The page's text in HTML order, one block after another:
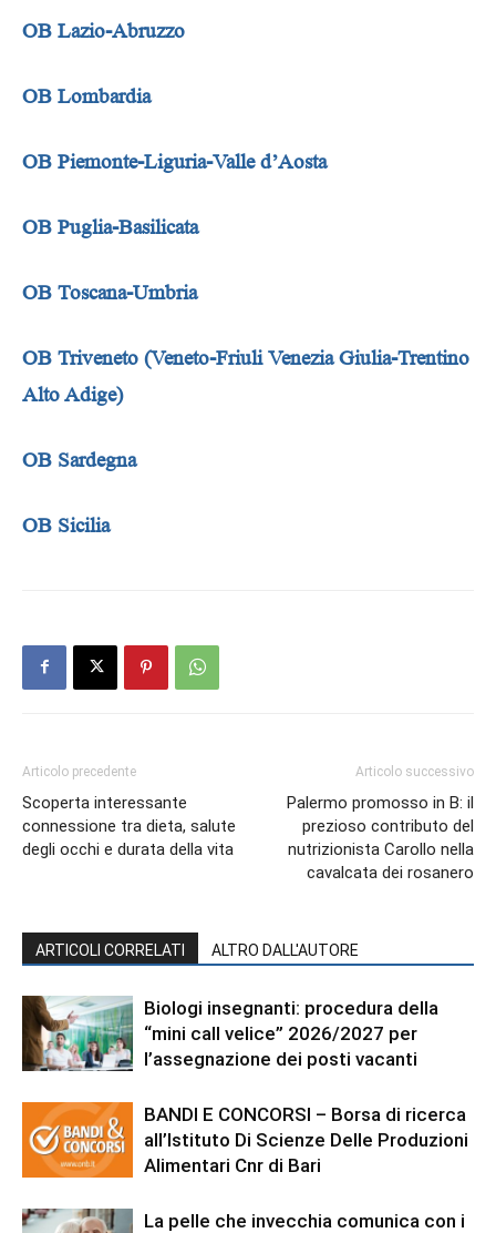
OB Lazio-Abruzzo
OB Lombardia
OB Piemonte-Liguria-Valle d’Aosta
OB Puglia-Basilicata
OB Toscana-Umbria
OB Triveneto (Veneto-Friuli Venezia Giulia-Trentino
Alto Adige)
OB Sardegna
OB Sicilia
Articolo precedente
Scoperta interessante
connessione tra dieta, salute
degli occhi e durata della vita
Articolo successivo
Palermo promosso in B: il
prezioso contributo del
nutrizionista Carollo nella
cavalcata dei rosanero
ARTICOLI CORRELATI ALTRO DALL'AUTORE
Biologi insegnanti: procedura della
“mini call velice” 2026/2027 per
l’assegnazione dei posti vacanti
BANDI E CONCORSI – Borsa di ricerca
all’Istituto Di Scienze Delle Produzioni
Alimentari Cnr di Bari
La pelle che invecchia comunica con i